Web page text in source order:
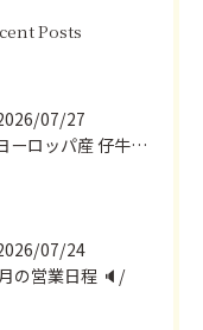
Posts
07/27
【ヨーロッパ産 仔牛のタンとフォンドヴォー】
07/24
の営業日程 🔈/